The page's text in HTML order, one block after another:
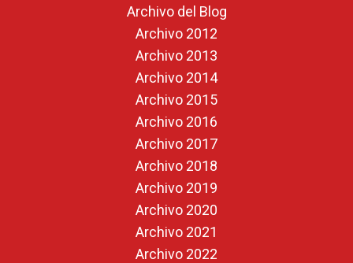
Archivo del Blog
Archivo 2012
Archivo 2013
Archivo 2014
Archivo 2015
Archivo 2016
Archivo 2017
Archivo 2018
Archivo 2019
Archivo 2020
Archivo 2021
Archivo 2022